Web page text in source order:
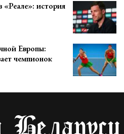
история
Европы:
чемпионок